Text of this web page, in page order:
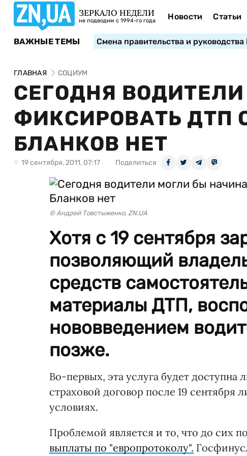
ЗЕРКАЛО НЕДЕЛИ
не подводим с 1994-го года Новости Статьи
ВАЖНЫЕ ТЕМЫ Смена правительства и
ГЛАВНАЯ СОЦИУМ
СЕГОДНЯ
ФИКСИРОВАТЬ ДТП
БЛАНКОВ НЕТ
19 сентября, 2011, 07:17 Поделиться
© Андрей Товстыженко, ZN.UA
Хотя с 19 сентября
позволяющий
средств
материалы ДТП,
нововведением
позже.
Во-первых, эта услуга будет
страховой договор после 19
условиях.
Проблемой является и то, что до сих
выплаты по "европротоколу".